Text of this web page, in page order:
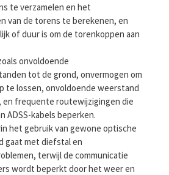
te verzamelen en het
van de torens te berekenen, en
of duur is om de torenkoppen aan
onvoldoende
tot de grond, onvermogen om
te lossen, onvoldoende weerstand
en frequente routewijzigingen die
ADSS-kabels beperken.
het gebruik van gewone optische
gaat met diefstal en
terwijl de communicatie
wordt beperkt door het weer en